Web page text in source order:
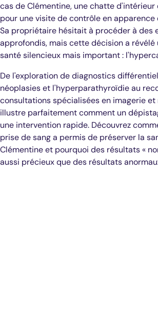
cas de Clémentine, une chatte d'intérieur
pour une visite de contrôle en apparence
Sa propriétaire hésitait à procéder à des
approfondis, mais cette décision a révélé
santé silencieux mais important :
De l'exploration de diagnostics
néoplasies et l'hyperparathyroïdie au
consultations spécialisées en imagerie
illustre parfaitement comment un
une intervention rapide. Découvrez
prise de sang a permis de préserver la
Clémentine et pourquoi des résultats «
aussi précieux que des résultats